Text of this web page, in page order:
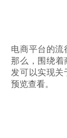
电商平台的流
那么，围绕着
发可以实现关
预览查看。